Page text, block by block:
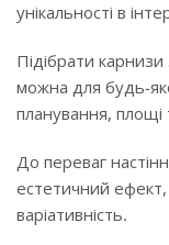
унікальності в
Підібрати
можна для будь-
планування, площі
До переваг
естетичний ефект,
варіативність.